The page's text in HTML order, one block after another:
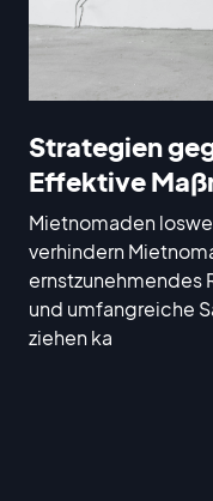
Strategien
Effektive
Mietnomaden
verhindern
ernstzunehmendes
und umfangreiche
ziehen ka